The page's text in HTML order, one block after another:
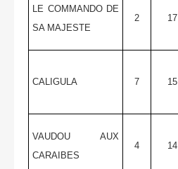
LE COMMANDO DE
SA MAJESTE
2 17
CALIGULA 7 15
VAUDOU AUX
CARAIBES
4 14